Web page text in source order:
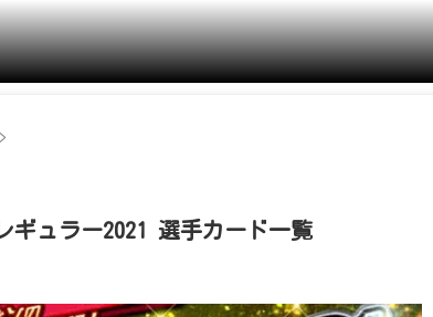
>
ギュラー2021 選手カード一覧